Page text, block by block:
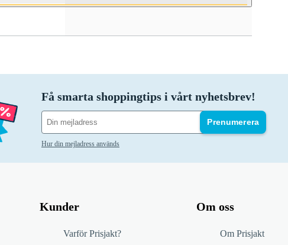
Få smarta shoppingtips i vårt nyhetsbrev!
Prenumerera
Hur din mejladress används
Kunder
Varför Prisjakt?
Om oss
Om Prisjakt